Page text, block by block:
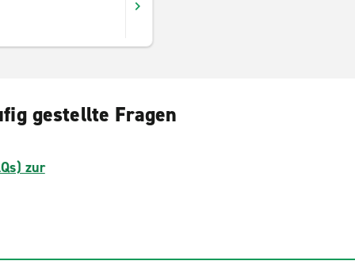
gestellte Fragen
zur